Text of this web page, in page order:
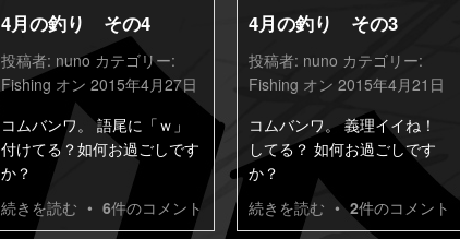
4月の釣り その4
投稿者: nuno カテゴリー:
Fishing オン 2015年4月27日
コムバンワ。 語尾に「ｗ」
付けてる？如何お過ごしです
か？
続きを読む • 6件のコメント
4月の釣り その3
投稿者: nuno カテゴリー:
Fishing オン 2015年4月21日
コムバンワ。 義理イイね！
してる？ 如何お過ごしです
か？
続きを読む • 2件のコメント